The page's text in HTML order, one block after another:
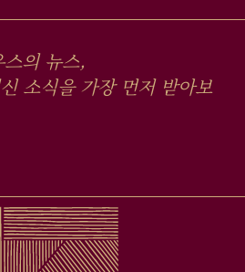
의 뉴스,
소식을 가장 먼저 받아보